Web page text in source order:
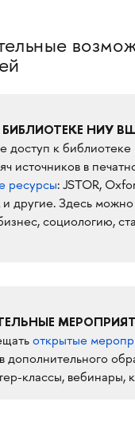
НИУ
доступ к
источников в
ресурсы: JSTOR,
и другие. Здесь можно
социологию,
открытые
дополнительного
классы, вебинары,